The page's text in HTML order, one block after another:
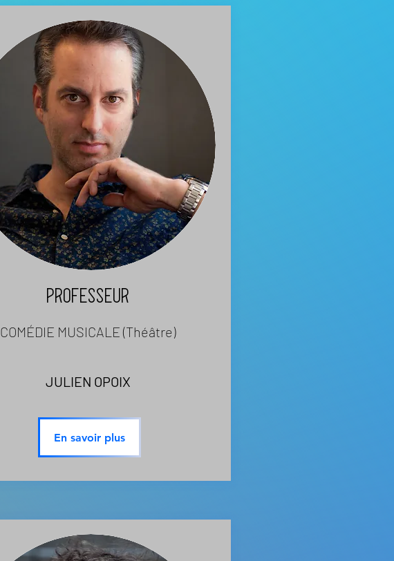
PROFESSEUR
COMÉDIE MUSICALE (Théâtre)
JULIEN OPOIX
En savoir plus